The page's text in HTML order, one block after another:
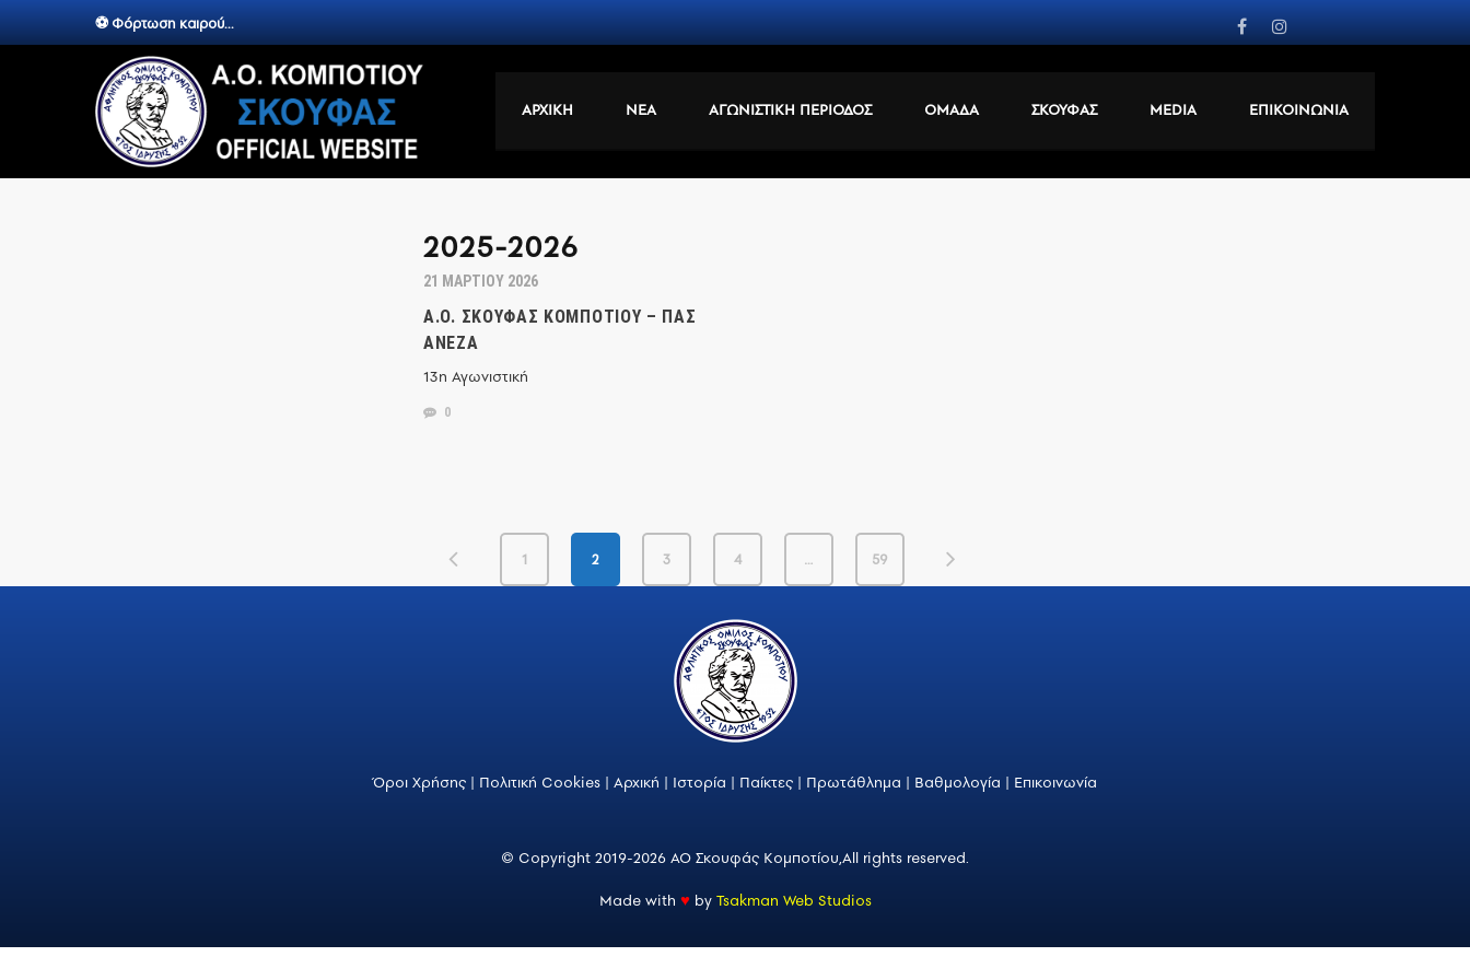
⚽ Φόρτωση καιρού...
ΑΡΧΙΚΗ ΝΕΑ ΑΓΩΝΙΣΤΙΚΗ ΠΕΡΙΟΔΟΣ ΟΜΑΔΑ ΣΚΟΥΦΑΣ MEDIA ΕΠΙΚΟΙΝΩΝΙΑ
2025-2026
21 ΜΑΡΤΊΟΥ 2026
Α.Ο. ΣΚΟΥΦΆΣ ΚΟΜΠΟΤΊΟΥ – ΠΑΣ
ΑΝΈΖΑ
13η Αγωνιστική
0
1 2 3 4 … 59
Όροι Χρήσης | Πολιτική Cookies | Αρχική | Ιστορία | Παίκτες | Πρωτάθλημα | Βαθμολογία | Επικοινωνία
© Copyright 2019-2026 ΑΟ Σκουφάς Κομποτίου,All rights reserved.
Made with ♥ by Tsakman Web Studios